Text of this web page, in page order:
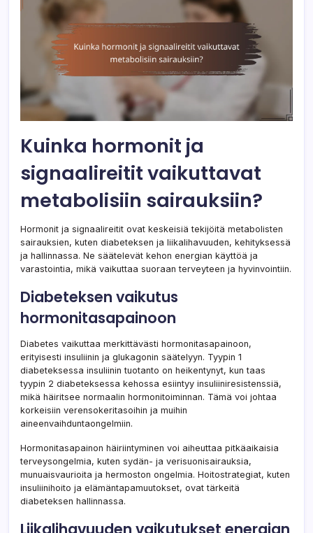
Kuinka hormonit ja
signaalireitit vaikuttavat
metabolisiin sairauksiin?
Hormonit ja signaalireitit ovat keskeisiä tekijöitä metabolisten
sairauksien, kuten diabeteksen ja liikalihavuuden, kehityksessä
ja hallinnassa. Ne säätelevät kehon energian käyttöä ja
varastointia, mikä vaikuttaa suoraan terveyteen ja hyvinvointiin.
Diabeteksen vaikutus
hormonitasapainoon
Diabetes vaikuttaa merkittävästi hormonitasapainoon,
erityisesti insuliinin ja glukagonin säätelyyn. Tyypin 1
diabeteksessa insuliinin tuotanto on heikentynyt, kun taas
tyypin 2 diabeteksessa kehossa esiintyy insuliiniresistenssiä,
mikä häiritsee normaalin hormonitoiminnan. Tämä voi johtaa
korkeisiin verensokeritasoihin ja muihin
aineenvaihduntaongelmiin.
Hormonitasapainon häiriintyminen voi aiheuttaa pitkäaikaisia
terveysongelmia, kuten sydän- ja verisuonisairauksia,
munuaisvaurioita ja hermoston ongelmia. Hoitostrategiat, kuten
insuliinihoito ja elämäntapamuutokset, ovat tärkeitä
diabeteksen hallinnassa.
Liikalihavuuden vaikutukset energian